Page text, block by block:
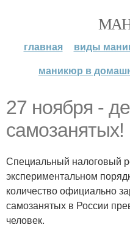
главная виды
маникюр в
27 ноября -
самозанятых!
Специальный налоговый
экспериментальном
количество официально
самозанятых в России
человек.